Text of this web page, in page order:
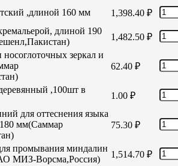
,длиной 160 мм 1,398.40 ₽
длиной 190
1,482.50 ₽
зеркал и
62.40 ₽
,100шт в
1.00 ₽
для оттеснения языка
мм(Саммар
75.30 ₽
промывания миндалин
МИЗ-Ворсма,Россия)
1,514.70 ₽